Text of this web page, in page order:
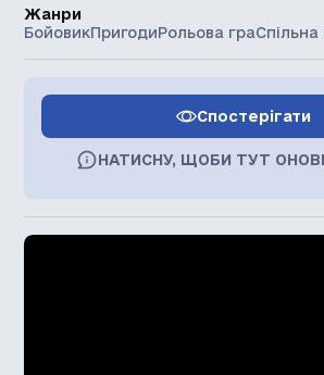
Жанри
БойовикПригодиРольова гра
Спостерігати
НАТИСНУ, ЩОБИ ТУТ